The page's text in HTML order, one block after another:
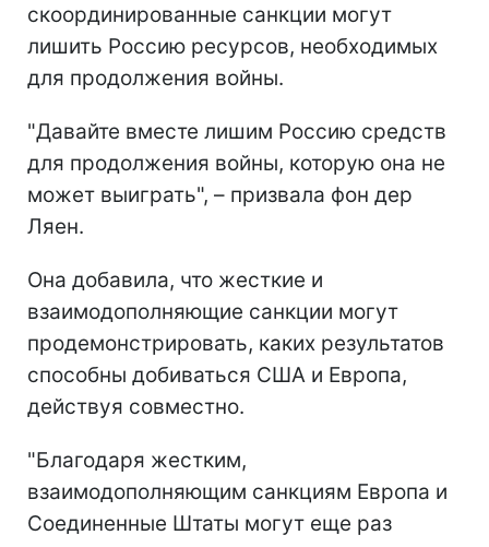
скоординированные санкции могут
лишить Россию ресурсов, необходимых
для продолжения войны.
"Давайте вместе лишим Россию средств
для продолжения войны, которую она не
может выиграть", – призвала фон дер
Ляен.
Она добавила, что жесткие и
взаимодополняющие санкции могут
продемонстрировать, каких результатов
способны добиваться США и Европа,
действуя совместно.
"Благодаря жестким,
взаимодополняющим санкциям Европа и
Соединенные Штаты могут еще раз